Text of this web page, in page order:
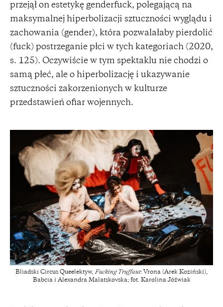
przejął on estetykę genderfuck, polegającą na
maksymalnej hiperbolizacji sztuczności wyglądu i
zachowania (gender), która pozwalałaby pierdolić
(fuck) postrzeganie płci w tych kategoriach (2020,
s. 125). Oczywiście w tym spektaklu nie chodzi o
samą płeć, ale o hiperbolizację i ukazywanie
sztuczności zakorzenionych w kulturze
przedstawień ofiar wojennych.
Bliadski Circus Queelektyw, Fucking Truffaut: Vrona (Arek Koziński),
Babcia i Alexandra Malatskovska; fot. Karolina Jóźwiak